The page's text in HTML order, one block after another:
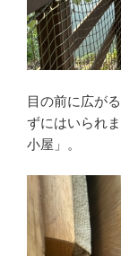
目の前に広が
ずにはいられ
小屋」。